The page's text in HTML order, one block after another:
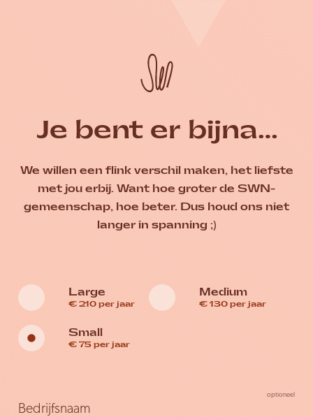
Je bent er bijna…
We willen een flink verschil maken, het liefste
met jou erbij. Want hoe groter de SWN-
gemeenschap, hoe beter. Dus houd ons niet
langer in spanning ;)
Large
€ 210 per jaar
Medium
€ 130 per jaar
Small
€ 75 per jaar
Bedrijfsnaam